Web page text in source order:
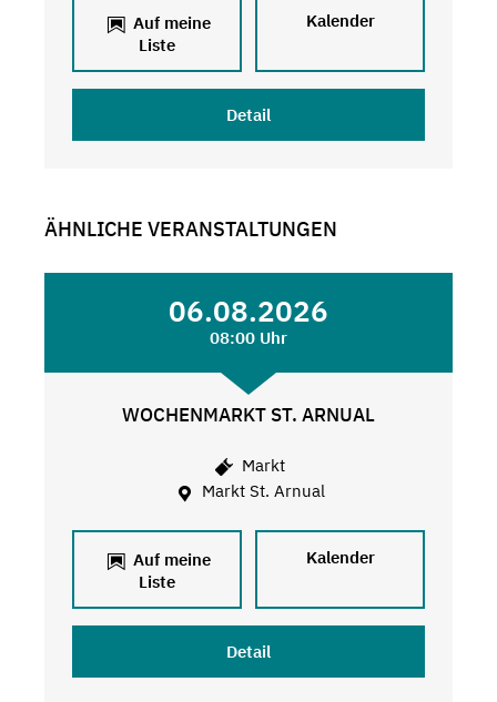
Auf meine
Liste
Kalender
Detail
ÄHNLICHE VERANSTALTUNGEN
06.08.2026
08:00 Uhr
WOCHENMARKT ST. ARNUAL
Markt
Markt St. Arnual
Auf meine
Liste
Kalender
Detail